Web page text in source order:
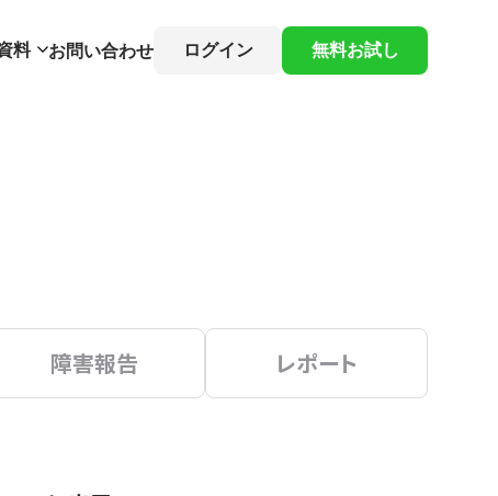
料 お問い合わせ ログイン 無料お試し
障害報告 レポート